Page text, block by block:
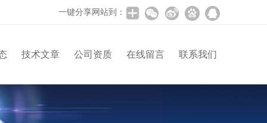
一键分享网站到：
技术文章 公司资质 在线留言 联系我们